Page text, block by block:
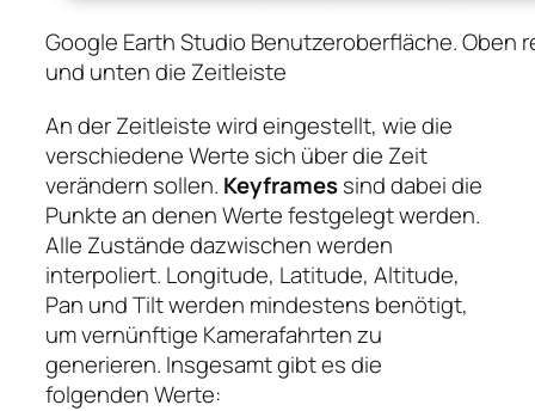
Google Earth Studio Benutzeroberfläche. Oben
und unten die Zeitleiste
An der Zeitleiste wird eingestellt, wie die
verschiedene Werte sich über die Zeit
verändern sollen. Keyframessind dabei die
Punkte an denen Werte festgelegt werden.
Alle Zustände dazwischen werden
interpoliert. Longitude, Latitude, Altitude,
Pan und Tilt werden mindestens benötigt,
um vernünftige Kamerafahrten zu
generieren. Insgesamt gibt es die
folgenden Werte: